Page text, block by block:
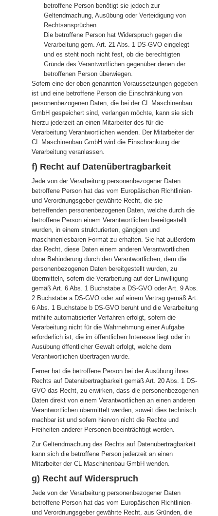
betroffene Person benötigt sie jedoch zur
Geltendmachung, Ausübung oder Verteidigung von
Rechtsansprüchen.
Die betroffene Person hat Widerspruch gegen die
Verarbeitung gem. Art. 21 Abs. 1 DS-GVO eingelegt
und es steht noch nicht fest, ob die berechtigten
Gründe des Verantwortlichen gegenüber denen der
betroffenen Person überwiegen.
Sofern eine der oben genannten Voraussetzungen gegeben
ist und eine betroffene Person die Einschränkung von
personenbezogenen Daten, die bei der CL Maschinenbau
GmbH gespeichert sind, verlangen möchte, kann sie sich
hierzu jederzeit an einen Mitarbeiter des für die
Verarbeitung Verantwortlichen wenden. Der Mitarbeiter der
CL Maschinenbau GmbH wird die Einschränkung der
Verarbeitung veranlassen.
f) Recht auf Datenübertragbarkeit
Jede von der Verarbeitung personenbezogener Daten
betroffene Person hat das vom Europäischen Richtlinien-
und Verordnungsgeber gewährte Recht, die sie
betreffenden personenbezogenen Daten, welche durch die
betroffene Person einem Verantwortlichen bereitgestellt
wurden, in einem strukturierten, gängigen und
maschinenlesbaren Format zu erhalten. Sie hat außerdem
das Recht, diese Daten einem anderen Verantwortlichen
ohne Behinderung durch den Verantwortlichen, dem die
personenbezogenen Daten bereitgestellt wurden, zu
übermitteln, sofern die Verarbeitung auf der Einwilligung
gemäß Art. 6 Abs. 1 Buchstabe a DS-GVO oder Art. 9 Abs.
2 Buchstabe a DS-GVO oder auf einem Vertrag gemäß Art.
6 Abs. 1 Buchstabe b DS-GVO beruht und die Verarbeitung
mithilfe automatisierter Verfahren erfolgt, sofern die
Verarbeitung nicht für die Wahrnehmung einer Aufgabe
erforderlich ist, die im öffentlichen Interesse liegt oder in
Ausübung öffentlicher Gewalt erfolgt, welche dem
Verantwortlichen übertragen wurde.
Ferner hat die betroffene Person bei der Ausübung ihres
Rechts auf Datenübertragbarkeit gemäß Art. 20 Abs. 1 DS-
GVO das Recht, zu erwirken, dass die personenbezogenen
Daten direkt von einem Verantwortlichen an einen anderen
Verantwortlichen übermittelt werden, soweit dies technisch
machbar ist und sofern hiervon nicht die Rechte und
Freiheiten anderer Personen beeinträchtigt werden.
Zur Geltendmachung des Rechts auf Datenübertragbarkeit
kann sich die betroffene Person jederzeit an einen
Mitarbeiter der CL Maschinenbau GmbH wenden.
g) Recht auf Widerspruch
Jede von der Verarbeitung personenbezogener Daten
betroffene Person hat das vom Europäischen Richtlinien-
und Verordnungsgeber gewährte Recht, aus Gründen, die